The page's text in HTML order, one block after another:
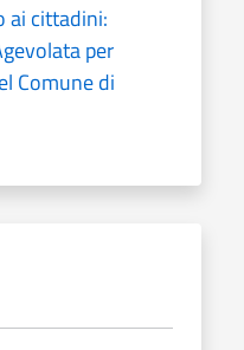
ai cittadini:
per
Comune di